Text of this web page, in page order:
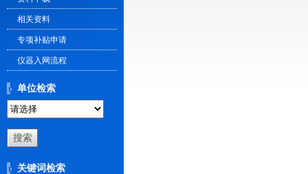
相关资料
专项补贴申请
仪器入网流程
单位检索
关键词检索